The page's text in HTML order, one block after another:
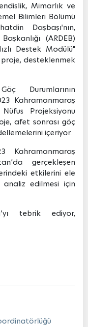
Mimarlık ve
Bilimleri Bölümü
Daşbaşı'nın,
(ARDEB)
Destek Modülü"
proje, desteklenmek
Durumlarının
Kahramanmaraş
Projeksiyonu
afet sonrası göç
içeriyor.
Kahramanmaraş
gerçekleşen
etkilerini ele
edilmesi için
tebrik ediyor,